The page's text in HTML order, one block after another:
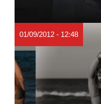
01/09/2012 - 12:48